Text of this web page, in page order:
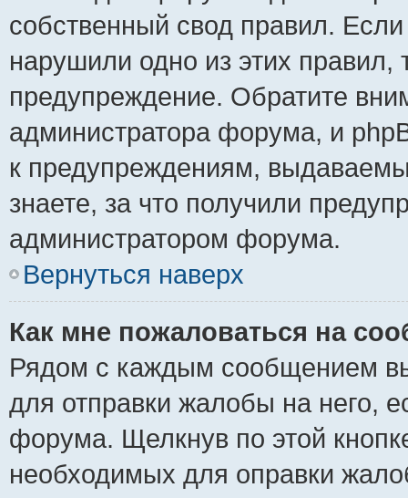
собственный свод правил.
нарушили одно из этих
предупреждение. Обратите
администратора форума, и
к предупреждениям,
знаете, за что получили
администратором форума.
Вернуться наверх
Как мне пожаловаться на
Рядом с каждым сообщением
для отправки жалобы на него,
форума. Щелкнув по этой
необходимых для оправки